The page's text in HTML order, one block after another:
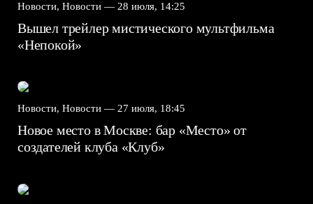
Новости, Новости — 28 июля, 14:25
Вышел трейлер мистического мультфильма
«Непокой»
Новости, Новости — 27 июля, 18:45
Новое место в Москве: бар «Место» от
создателей клуба «Клуб»